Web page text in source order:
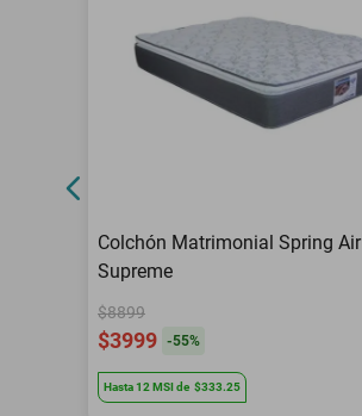
Colchón Matrimonial Spring Air
Supreme
$8899
$3999 -55%
Hasta12 MSIde $333.25